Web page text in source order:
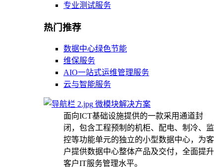
专业测试服务
热门推荐
数据中心绿色节能
维保服务
AIO一站式运维管理服务
云与智能服务
微模块解决方案
面向ICT基础设施提供的一款采用通道封
闭，包含工程预制的机柜、配电、制冷、监
控等功能单元的独立的小型数据中心，为客
户提供数据中心整体产品及交付，全面提升
客户IT服务管理水平。